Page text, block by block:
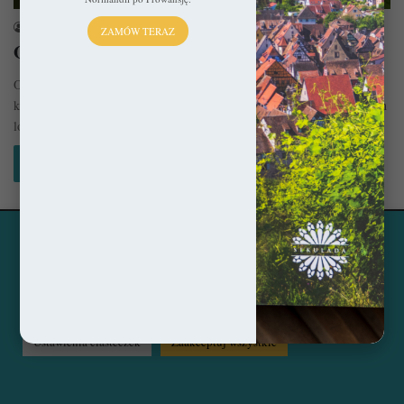
13 czerwca 2024
Opactwo benedyktynów w Tyńcu
Opactwo benedyktynów w Tyńcu jest najstarszym istniejącym w Polsce
klasztorem, który od początku swego istnienia był świadkiem burzliwych
losów kraju,…
© Copyright 2014 - 2026, All Rights Reserved by sekulada.com
PinterestInstagram
Ta strona korzysta z ciasteczek, aby świadczyć usługi na
najwyższym poziomie. Klikając opcję "Zaakceptuj wszystkie"
zgadzasz się na użycie wszystkich ciasteczek. Możesz również
przejść do "Ustawień Ciasteczek", aby zgodzić się tylko na
Czytaj więcej...
Ustawienia ciasteczek Zaakceptuj wszystkie
ZAMÓW TERAZ